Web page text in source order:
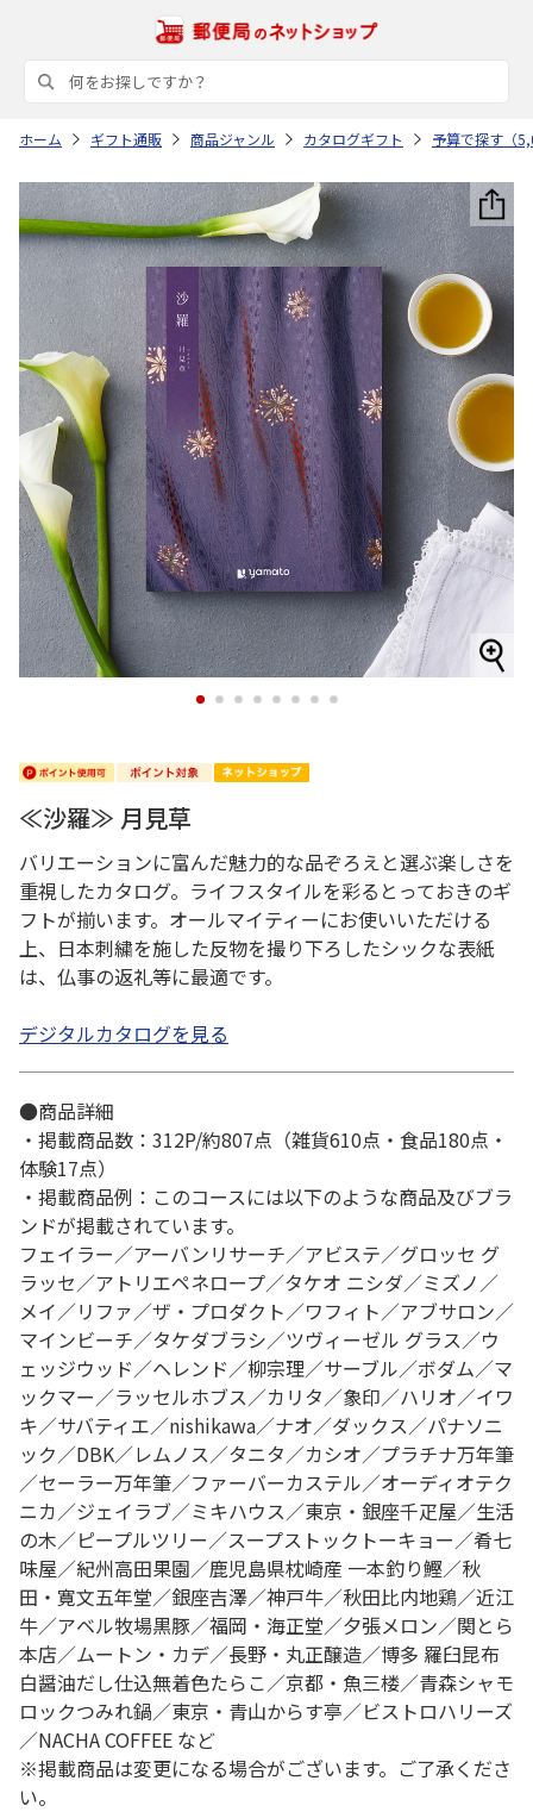
ホーム ギフト通販 商品ジャンル カタログギフト 予算で探す（
1 2 3 4 5 6 7 8
≪沙羅≫ 月見草
バリエーションに富んだ魅力的な品ぞろえと選ぶ楽しさを
重視したカタログ。ライフスタイルを彩るとっておきのギ
フトが揃います。オールマイティーにお使いいただける
上、日本刺繍を施した反物を撮り下ろしたシックな表紙
は、仏事の返礼等に最適です。
デジタルカタログを見る
●商品詳細
・掲載商品数：312P/約807点（雑貨610点・食品180点・
体験17点）
・掲載商品例：このコースには以下のような商品及びブラ
ンドが掲載されています。
フェイラー／アーバンリサーチ／アビステ／グロッセ グ
ラッセ／アトリエペネロープ／タケオ ニシダ／ミズノ／
メイ／リファ／ザ・プロダクト／ワフィト／アブサロン／
マインビーチ／タケダブラシ／ツヴィーゼル グラス／ウ
ェッジウッド／ヘレンド／柳宗理／サーブル／ボダム／マ
ックマー／ラッセルホブス／カリタ／象印／ハリオ／イワ
キ／サバティエ／nishikawa／ナオ／ダックス／パナソニ
ック／DBK／レムノス／タニタ／カシオ／プラチナ万年筆
／セーラー万年筆／ファーバーカステル／オーディオテク
ニカ／ジェイラブ／ミキハウス／東京・銀座千疋屋／生活
の木／ピープルツリー／スープストックトーキョー／肴七
味屋／紀州高田果園／鹿児島県枕崎産 一本釣り鰹／秋
田・寛文五年堂／銀座吉澤／神戸牛／秋田比内地鶏／近江
牛／アベル牧場黒豚／福岡・海正堂／夕張メロン／関とら
本店／ムートン・カデ／長野・丸正醸造／博多 羅臼昆布
白醤油だし仕込無着色たらこ／京都・魚三楼／青森シャモ
ロックつみれ鍋／東京・青山からす亭／ビストロハリーズ
／NACHA COFFEE など
※掲載商品は変更になる場合がございます。ご了承くださ
い。